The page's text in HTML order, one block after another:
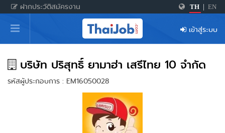
ฝากประวัติสมัครงาน TH EN
หน้าหลัก
ผู้สมัครงาน: เข้าสู่ระบบ
ฝากประวัติสมัครงาน
เกร็ดความรู้
สำหรับผู้ประกอบการ
เข้าสู่ระบบ
บริษัท ปริสุทธิ์ ยามาฮ่า เสรีไทย 10 จำกัด
รหัสผู้ประกอบการ : EM16050028